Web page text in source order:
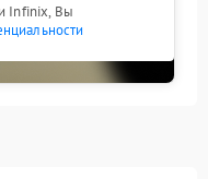
Infinix, Вы